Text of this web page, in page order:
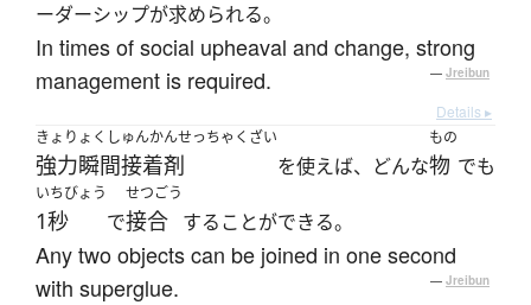
ーダーシップが求められる。
In times of social upheaval and change, strong
management is required.
— Jreibun
Details ▸
きょりょくしゅんかんせっちゃくざい
強力瞬間接着剤 を使えば、どんな
もの
物 でも
いちびょう
1秒 で
せつごう
接合 することができる。
Any two objects can be joined in one second
with superglue.
— Jreibun